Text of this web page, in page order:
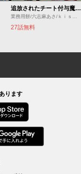
追放されたチート付与魔術師は気ままなセカンドライフを謳歌する。 ～俺は武器だけじゃなく、あらゆるものに『強化ポイント』を付与できるし、俺の意思でいつでも効果を解除できるけど、残った人たち大丈夫？～
業務用餅/六志麻あさ/ｋｉｓｕｉ
27話無料
ります